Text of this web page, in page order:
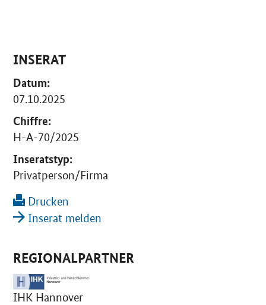
INSERAT
Datum:
07.10.2025
Chiffre:
H-A-70/2025
Inseratstyp:
Privatperson/Firma
Drucken
Inserat melden
REGIONALPARTNER
IHK Hannover